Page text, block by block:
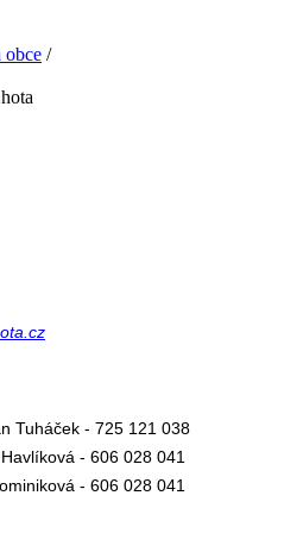
obce /
Tuháček - 725 121 038
- 606 028 041
- 606 028 041